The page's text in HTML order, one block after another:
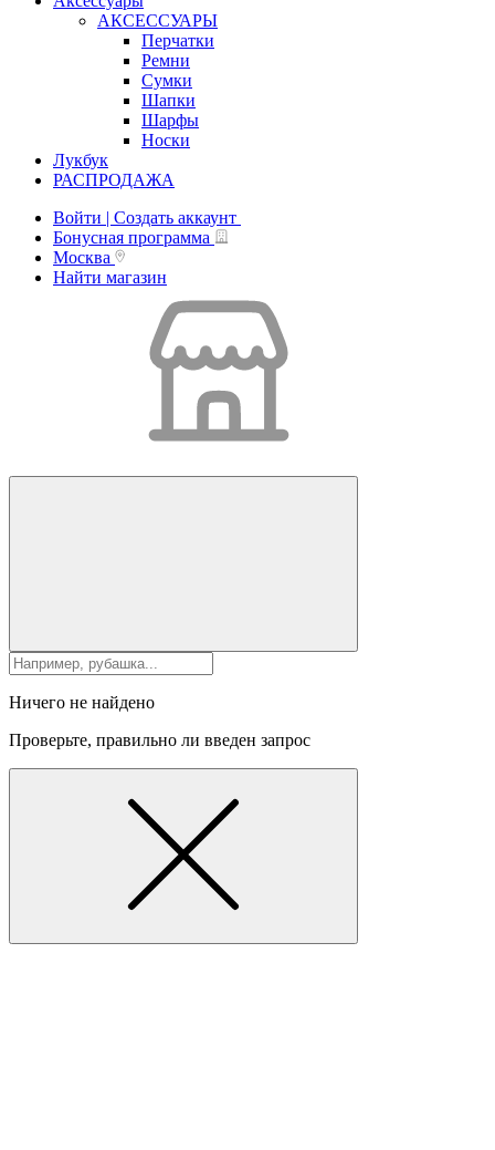
АКСЕССУАРЫ
Перчатки
Ремни
Сумки
Шапки
Шарфы
Носки
Лукбук
РАСПРОДАЖА
Войти | Создать аккаунт
Бонусная программа
Москва
Найти магазин
Ничего не найдено
Проверьте, правильно ли введен запрос